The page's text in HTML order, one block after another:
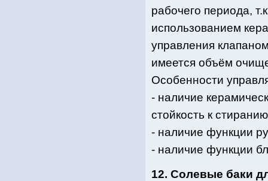
рабочего периода,
использованием
управления
имеется объём
Особенности
- наличие
стойкость к
- наличие функции
- наличие функции
12. Солевые баки